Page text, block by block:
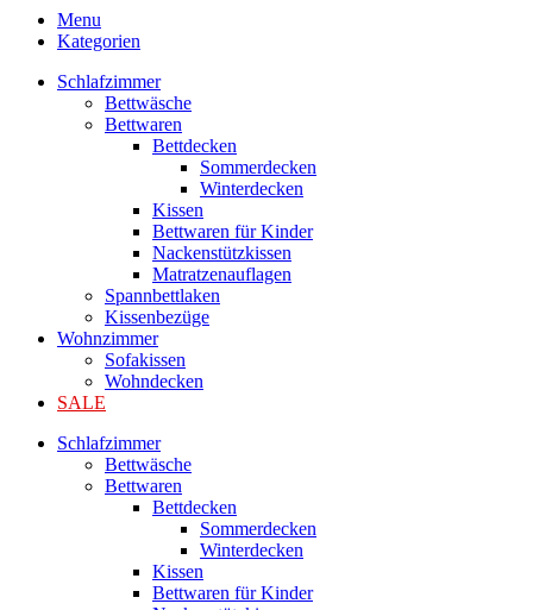
Menu
Kategorien
Schlafzimmer
Bettwäsche
Bettwaren
Bettdecken
Sommerdecken
Winterdecken
Kissen
Bettwaren für Kinder
Nackenstützkissen
Matratzenauflagen
Spannbettlaken
Kissenbezüge
Wohnzimmer
Sofakissen
Wohndecken
SALE
Schlafzimmer
Bettwäsche
Bettwaren
Bettdecken
Sommerdecken
Winterdecken
Kissen
Bettwaren für Kinder